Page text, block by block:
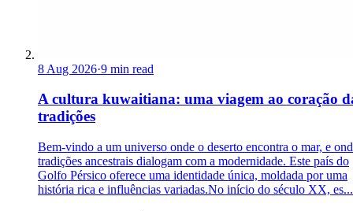
8 Aug 2026·9 min read
A cultura kuwaitiana: uma viagem ao coração
tradições
Bem-vindo a um universo onde o deserto encontra o mar, e
tradições ancestrais dialogam com a modernidade. Este país do
Golfo Pérsico oferece uma identidade única, moldada por uma
história rica e influências variadas.No início do século XX, es...